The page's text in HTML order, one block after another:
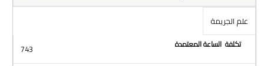
علم الجريمة
743